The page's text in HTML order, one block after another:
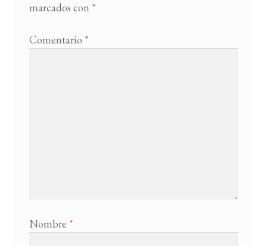
marcados con *
Comentario *
Nombre *